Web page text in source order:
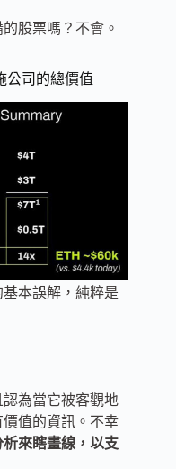
股票嗎？不會。
公司的總價值
本誤解，純粹是
為當它被客觀地
值的資訊。不幸
來瞎畫線，以支